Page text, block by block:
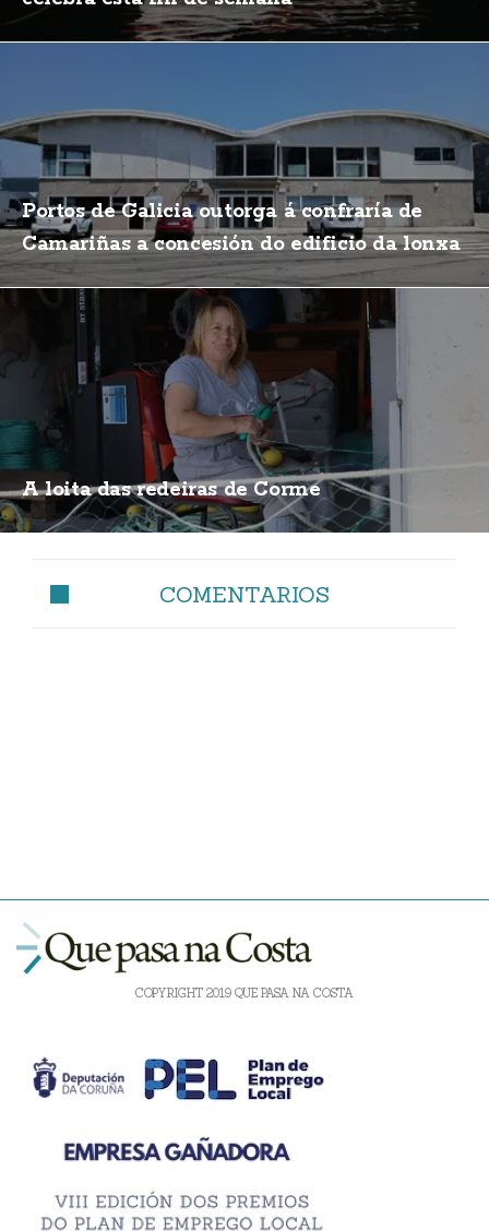
Portos de Galicia outorga á confraría de
Camariñas a concesión do edificio da lonxa
A loita das redeiras de Corme
COMENTARIOS
COPYRIGHT 2019 QUE PASA NA COSTA